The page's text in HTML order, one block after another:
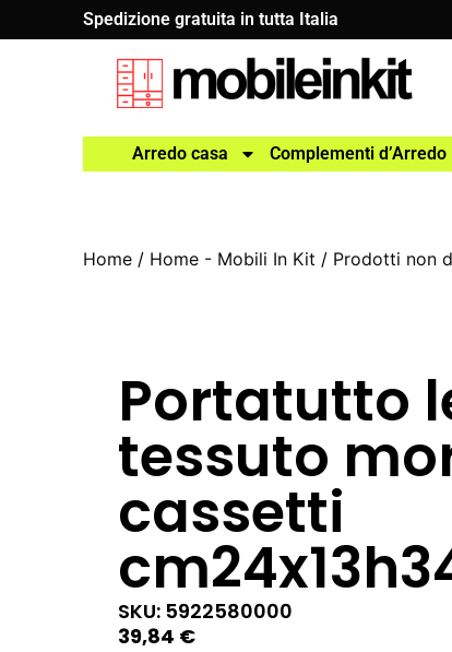
Spedizione gratuita in tutta Italia
Arredo casa Complementi d’Arredo
Home / Home - Mobili In Kit / Prodotti non
Portatutto
tessuto
cassetti
SKU: 5922580000
39,84 €